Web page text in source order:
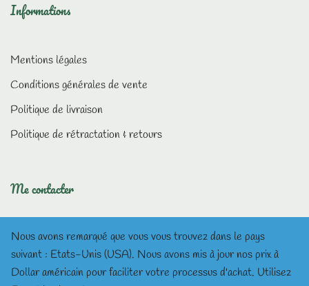
Informations
Mentions légales
Conditions générales de vente
Politique de livraison
Politique de rétractation & retours
Me contacter
lesmeditationsdalisea@gmail.com
Nous avons remarqué que vous vous trouvez dans le pays
suivant : Etats-Unis (USA). Nous avons mis à jour nos prix à
Dollar américain pour faciliter votre processus d'achat. Utilisez